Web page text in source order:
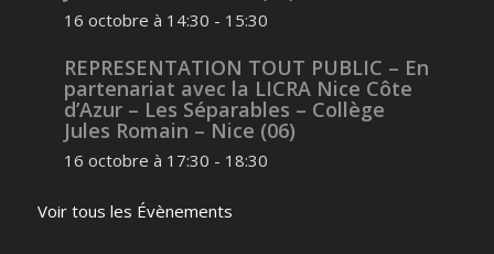
16 octobre à 14:30 - 15:30
REPRESENTATION TOUT PUBLIC – En
partenariat avec la LICRA Nice Côte
d’Azur – Les Séparables – Collège
Jules Romain – Nice (06)
16 octobre à 17:30 - 18:30
Voir tous les Évènements